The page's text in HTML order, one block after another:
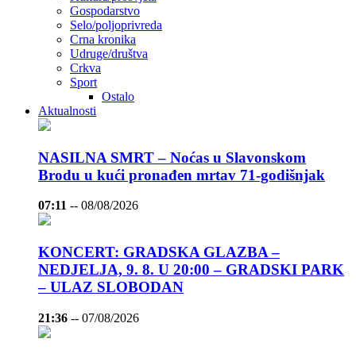
Gospodarstvo
Selo/poljoprivreda
Crna kronika
Udruge/društva
Crkva
Sport
Ostalo
Aktualnosti
NASILNA SMRT – Noćas u Slavonskom
Brodu u kući pronađen mrtav 71-godišnjak
07:11 -- 08/08/2026
KONCERT: GRADSKA GLAZBA –
NEDJELJA, 9. 8. U 20:00 – GRADSKI PARK
– ULAZ SLOBODAN
21:36 -- 07/08/2026